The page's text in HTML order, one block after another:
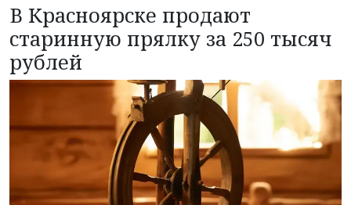
В Красноярске продают
старинную прялку за 250 тысяч
рублей